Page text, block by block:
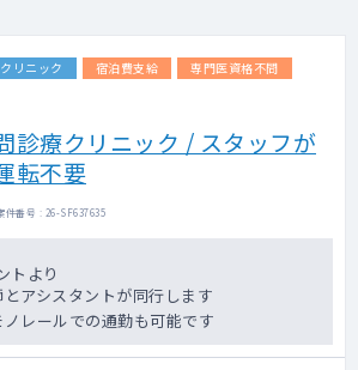
クリニック 宿泊費支給
専門医資格不問
診療クリニック / スタッフが
転不要
番号 : 26-SF637635
トより
アシスタントが同行します
ノレールでの通勤も可能です